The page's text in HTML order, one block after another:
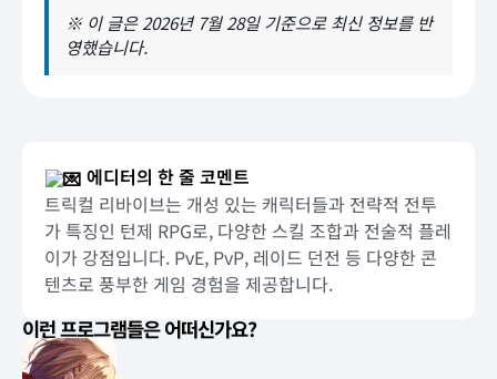
※ 이 글은 2026년 7월 28일 기준으로 최신 정보를 반
영했습니다.
에디터의 한 줄 코멘트
트릭컬 리바이브는 개성 있는 캐릭터들과 전략적 전투
가 특징인 턴제 RPG로, 다양한 스킬 조합과 전술적 플레
이가 강점입니다. PvE, PvP, 레이드 던전 등 다양한 콘
텐츠로 풍부한 게임 경험을 제공합니다.
이런 프로그램들은 어떠신가요?